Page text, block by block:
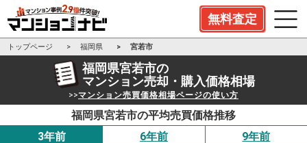
無料査定
トップページ 福岡県 宮若市
福岡県宮若市の
マンション売却・購入価格相場
>>マンション売買価格相場ページの使い方
福岡県宮若市の平均売買価格推移
3年前
6年前 9年前